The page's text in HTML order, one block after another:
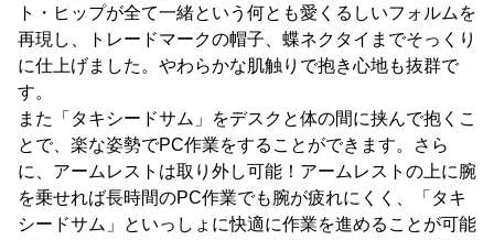
ト・ヒップが全て一緒という何とも愛くるしいフォルムを
再現し、トレードマークの帽子、蝶ネクタイまでそっくり
に仕上げました。やわらかな肌触りで抱き心地も抜群で
す。
また「タキシードサム」をデスクと体の間に挟んで抱くこ
とで、楽な姿勢でPC作業をすることができます。さら
に、アームレストは取り外し可能！アームレストの上に腕
を乗せれば長時間のPC作業でも腕が疲れにくく、「タキ
シードサム」といっしょに快適に作業を進めることが可能